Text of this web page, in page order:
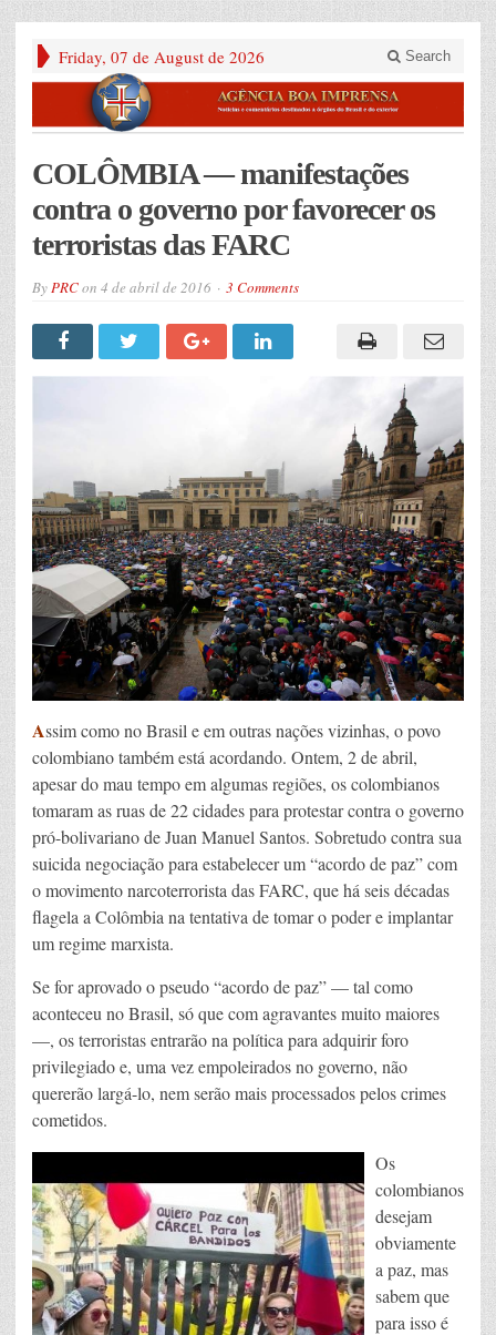
Friday, 07 de August de 2026 Search
COLÔMBIA — manifestações
contra o governo por favorecer os
terroristas das FARC
ByPRCon 4 de abril de 2016 3 Comments
Assim como no Brasil e em outras nações vizinhas, o povo
colombiano também está acordando. Ontem, 2 de abril,
apesar do mau tempo em algumas regiões, os colombianos
tomaram as ruas de 22 cidades para protestar contra o governo
pró-bolivariano de Juan Manuel Santos. Sobretudo contra sua
suicida negociação para estabelecer um “acordo de paz” com
o movimento narcoterrorista das FARC, que há seis décadas
flagela a Colômbia na tentativa de tomar o poder e implantar
um regime marxista.
Se for aprovado o pseudo “acordo de paz” — tal como
aconteceu no Brasil, só que com agravantes muito maiores
—, os terroristas entrarão na política para adquirir foro
privilegiado e, uma vez empoleirados no governo, não
quererão largá-lo, nem serão mais processados pelos crimes
cometidos.
Os
colombianos
desejam
obviamente
a paz, mas
sabem que
para isso é